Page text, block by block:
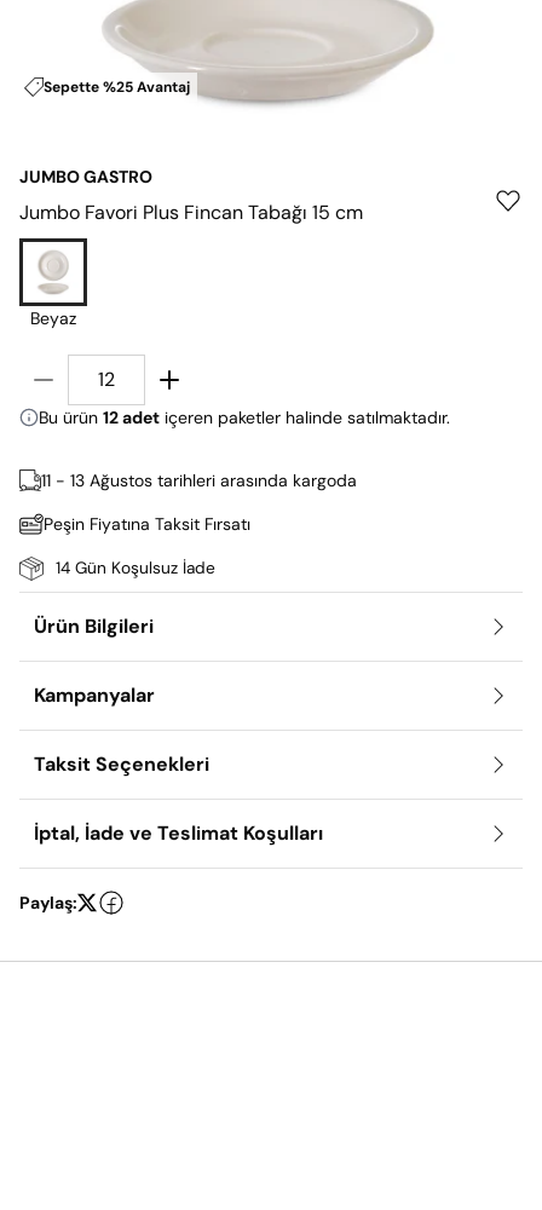
Sepette %25 Avantaj
JUMBO GASTRO
Jumbo Favori Plus Fincan Tabağı 15 cm
Beyaz
Bu ürün 12 adet içeren paketler halinde satılmaktadır.
11 - 13 Ağustos tarihleri arasında kargoda
Peşin Fiyatına Taksit Fırsatı
14 Gün Koşulsuz İade
Ürün Bilgileri
Kampanyalar
Taksit Seçenekleri
İptal, İade ve Teslimat Koşulları
Paylaş: